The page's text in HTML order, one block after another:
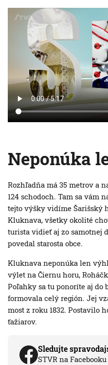
Neponúka
Rozhľadňa má 35 metrov a
124 schodoch. Tam sa vám
tejto výšky vidíme Šarišský
Kluknava, všetky okolité
turista vidieť aj zo samotnej
povedal starosta obce.
Kluknava neponúka len
výlet na Čiernu horu,
Poľahky sa tu ponoríte aj do
formovala celý región. Jej
most z roku 1832. Postavilo
ťažiarov.
Sledujte
STVR na Facebooku